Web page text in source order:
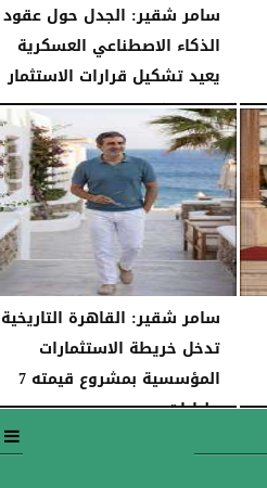
سامر شقير: الجدل حول عقود
الذكاء الاصطناعي العسكرية
يعيد تشكيل قرارات الاستثمار
الجمعة، 24 يوليو 2026 04:45 مـ
سامر شقير: القاهرة التاريخية
تدخل خريطة الاستثمارات
المؤسسية بمشروع قيمته 7
مليارات...